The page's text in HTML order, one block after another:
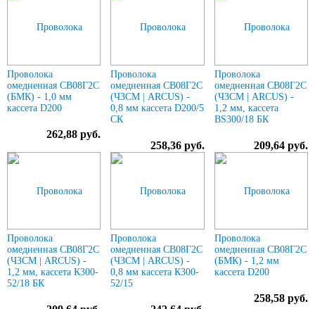
Проволока
омедненная СВ08Г2С
(БМК) - 1,0 мм
кассета D200
262,88 руб.
Проволока
омедненная СВ08Г2С
(ЧЗСМ | ARCUS) -
0,8 мм кассета D200/5
СК
258,36 руб.
Проволока
омедненная СВ08Г2С
(ЧЗСМ | ARCUS) -
1,2 мм, кассета
BS300/18 БК
209,64 руб.
Проволока
омедненная СВ08Г2С
(ЧЗСМ | ARCUS) -
1,2 мм, кассета К300-
52/18 БК
Проволока
омедненная СВ08Г2С
(ЧЗСМ | ARCUS) -
0,8 мм кассета К300-
52/15
Проволока
омедненная СВ08Г2С
(БМК) - 1,2 мм
кассета D200
258,58 руб.